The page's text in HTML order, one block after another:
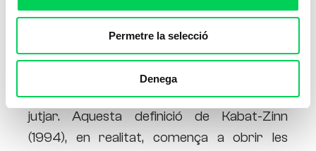
Permetre la selecció
Denega
En poques paraules,
significa viure el moment present, i sense
jutjar. Aquesta definició de Kabat-Zinn
(1994), en realitat, comença a obrir les